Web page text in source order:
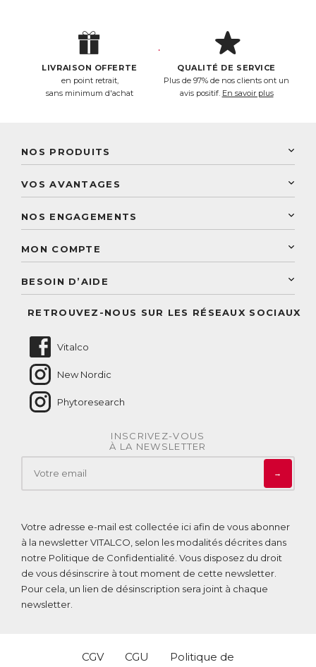
LIVRAISON OFFERTE
en point retrait,
sans minimum d'achat
QUALITÉ DE SERVICE
Plus de 97% de nos clients ont un
avis positif. En savoir plus
NOS PRODUITS
Laboratoire Landais
Découvrez le catalogue
VOS AVANTAGES
Paiement sécurisé
Conseils personnalisés
NOS ENGAGEMENTS
Conseil personnalisé
MON COMPTE
BESOIN D’AIDE
RETROUVEZ-NOUS SUR LES RÉSEAUX SOCIAUX
Vitalco
New Nordic
Phytoresearch
INSCRIVEZ-VOUS
À LA NEWSLETTER
→
Votre adresse e-mail est collectée ici afin de vous abonner
à la newsletter VITALCO, selon les modalités décrites dans
notre Politique de Confidentialité. Vous disposez du droit
de vous désinscrire à tout moment de cette newsletter.
Pour cela, un lien de désinscription sera joint à chaque
newsletter.
CGV CGU Politique de